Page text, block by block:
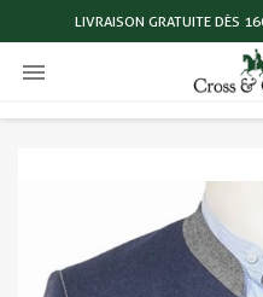
LIVRAISON GRATUITE DÈS
